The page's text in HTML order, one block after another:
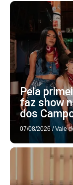
Pela
faz show
dos
07/08/2026 / Vale